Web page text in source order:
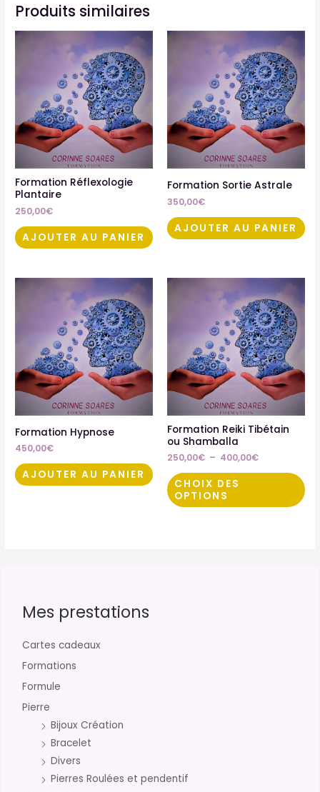
Produits similaires
Formation Réflexologie
Plantaire
250,00€
AJOUTER AU PANIER
Formation Sortie Astrale
350,00€
AJOUTER AU PANIER
Formation Hypnose
450,00€
AJOUTER AU PANIER
Formation Reiki Tibétain
ou Shamballa
250,00€ – 400,00€
Plage
de
prix :
250,00€
à
400,00€
CHOIX DES
OPTIONS
Les
la
Mes prestations
Cartes cadeaux
Formations
Formule
Pierre
Bijoux Création
Bracelet
Divers
Pierres Roulées et pendentif